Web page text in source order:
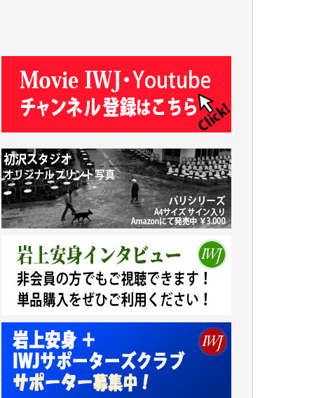
平野智生 様
山本賢二 様
吉住俊昭 様
徳山匡 様
金 盛起 様
塩川 晃平 様
松本益美 様
井出 隆太 様
及川昭男 様
岩井祐子 様
藤田英之 様
藤岡比左志 様
井出 隆太 様
小池説夫 様
アオキカナメ 様
諸般の事情によりIWJ会費払えず今は非会員
です。市民側に立つ講演会にIWJのカメラマ
ンをよく拝見しております。コンテンツが失
われるのはあまりにもったいない。少しでも